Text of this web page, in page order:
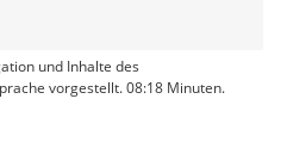
und Inhalte des
vorgestellt. 08:18 Minuten.